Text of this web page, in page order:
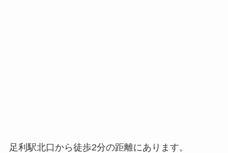
足利駅北口から徒歩2分の距離にあります。